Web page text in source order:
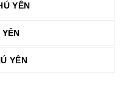
YÊN
YÊN